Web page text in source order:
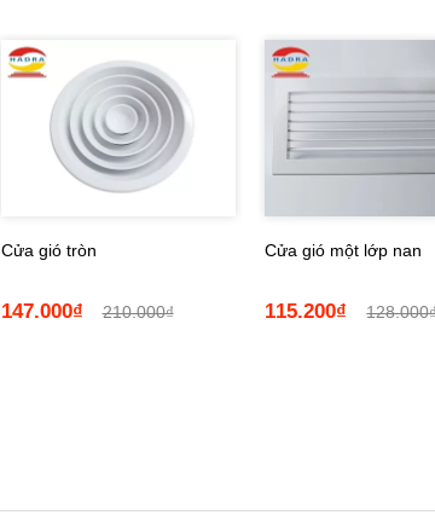
Cửa gió tròn
147.000₫ 210.000₫
Cửa gió một lớp nan
115.200₫